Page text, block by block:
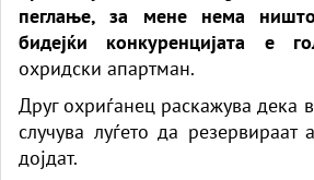
пеглање, за мене нема
бидејќи конкуренцијата е
охридски апартман.
Друг охриѓанец раскажува дека
случува луѓето да
дојдат.